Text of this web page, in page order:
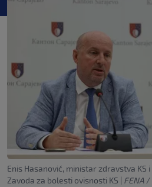
Enis Hasanović, ministar zdravstva KS
Zavoda za bolesti ovisnosti KS | FENA /